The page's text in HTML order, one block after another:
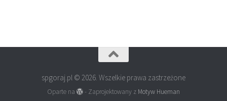
spgoraj.pl © 2026. Wszelkie prawa zastrzeżone
Oparte na - Zaprojektowany z Motyw Hueman